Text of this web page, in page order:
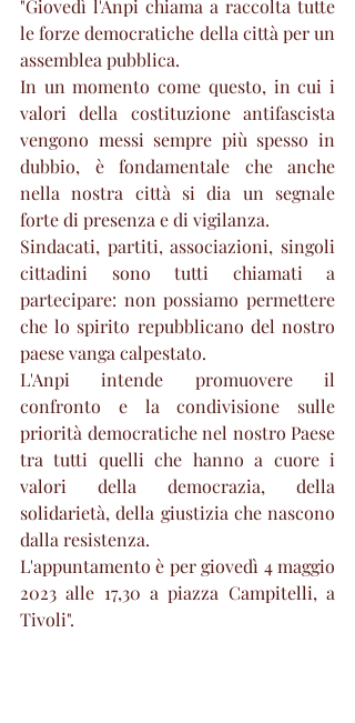
"Giovedì l'Anpi chiama a raccolta tutte
le forze democratiche della città per un
assemblea pubblica.
In un momento come questo, in cui i
valori della costituzione antifascista
vengono messi sempre più spesso in
dubbio, è fondamentale che anche
nella nostra città si dia un segnale
forte di presenza e di vigilanza.
Sindacati, partiti, associazioni, singoli
cittadini sono tutti chiamati a
partecipare: non possiamo permettere
che lo spirito repubblicano del nostro
paese vanga calpestato.
L'Anpi intende promuovere il
confronto e la condivisione sulle
priorità democratiche nel nostro Paese
tra tutti quelli che hanno a cuore i
valori della democrazia, della
solidarietà, della giustizia che nascono
dalla resistenza.
L'appuntamento è per giovedì 4 maggio
2023 alle 17,30 a piazza Campitelli, a
Tivoli".